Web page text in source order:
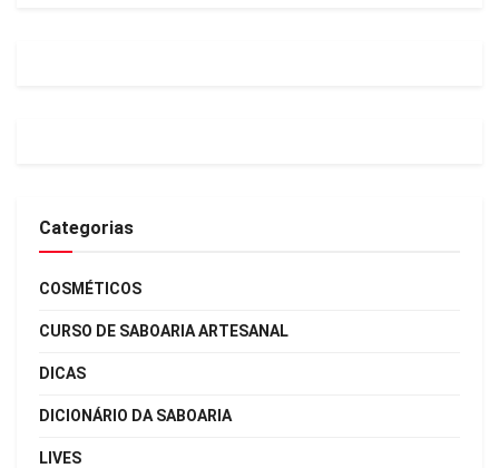
Categorias
COSMÉTICOS
CURSO DE SABOARIA ARTESANAL
DICAS
DICIONÁRIO DA SABOARIA
LIVES